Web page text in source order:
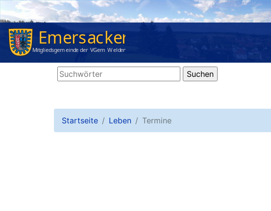
Startseite Leben Termine